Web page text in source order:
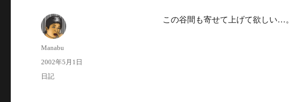
この谷間も寄せて上げて欲しい…。
投
稿
Manabu
投
稿
2002年5月1日
カ
日記